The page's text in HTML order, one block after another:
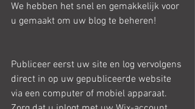
We hebben het snel en gemakkelijk voor
u gemaakt om uw blog te beheren!
Publiceer eerst uw site en log vervolgens
direct in op uw gepubliceerde website
via een computer of mobiel apparaat.